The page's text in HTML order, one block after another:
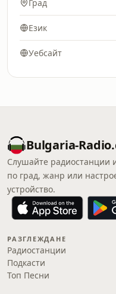
Град
Език
Уебсайт
Bulgaria-
Слушайте радиостанции
по град, жанр или
устройство.
РАЗГЛЕЖДАНЕ
Радиостанции
Подкасти
Топ Песни